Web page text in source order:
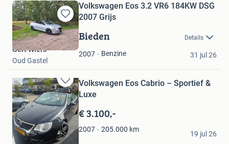
Bewaren
in
Mijn
Favorieten
Volkswagen Eos 3.2 VR6 184KW DSG
2007 Grijs
Bieden Details
2007 Benzine
Gert Wiers
Oud Gastel
31 jul 26
Bewaren
in
Mijn
Favorieten
Volkswagen Eos Cabrio – Sportief &
Luxe
€ 3.100,-
2007 205.000 km
Mark
Elst Ut
19 jul 26